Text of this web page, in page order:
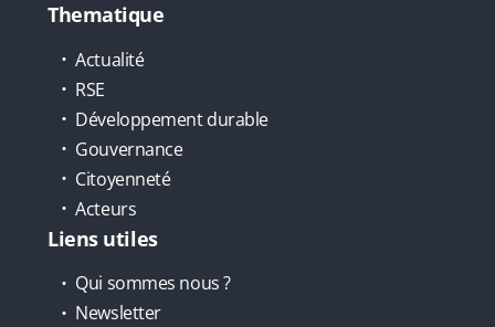
Thematique
Actualité
RSE
Développement durable
Gouvernance
Citoyenneté
Acteurs
Liens utiles
Qui sommes nous ?
Newsletter